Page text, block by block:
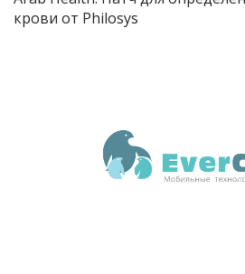
крови от Philosys